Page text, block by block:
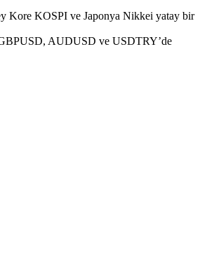
Kore KOSPI ve Japonya Nikkei yatay bir
AUDUSD ve USDTRY’de